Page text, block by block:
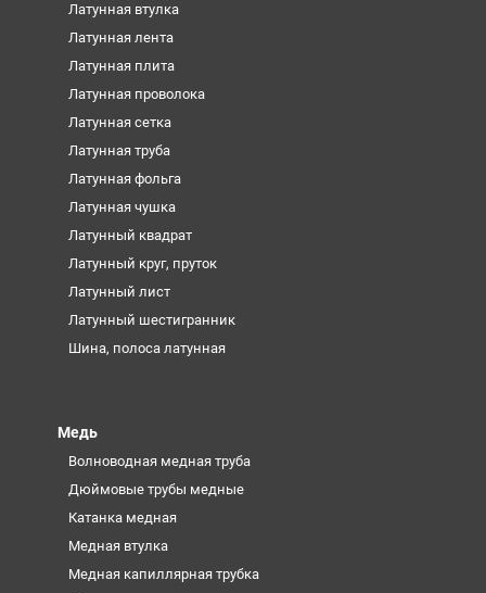
Латунная втулка
Латунная лента
Латунная плита
Латунная проволока
Латунная сетка
Латунная труба
Латунная фольга
Латунная чушка
Латунный квадрат
Латунный круг, пруток
Латунный лист
Латунный шестигранник
Шина, полоса латунная
Медь
Волноводная медная труба
Дюймовые трубы медные
Катанка медная
Медная втулка
Медная капиллярная трубка